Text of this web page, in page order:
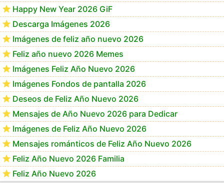
Happy New Year 2026 GiF
Descarga Imágenes 2026
Imágenes de feliz año nuevo 2026
Feliz año nuevo 2026 Memes
Imágenes Feliz Año Nuevo 2026
Imágenes Fondos de pantalla 2026
Deseos de Feliz Año Nuevo 2026
Mensajes de Año Nuevo 2026 para Dedicar
Imágenes de Feliz Año Nuevo 2026
Mensajes románticos de Feliz Año Nuevo 2026
Feliz Año Nuevo 2026 Familia
Feliz Año Nuevo 2026